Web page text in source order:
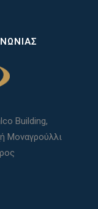
Building,
Μοναγρούλλι